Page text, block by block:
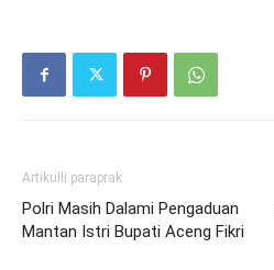
Artikulli paraprak
Polri Masih Dalami Pengaduan
Mantan Istri Bupati Aceng Fikri